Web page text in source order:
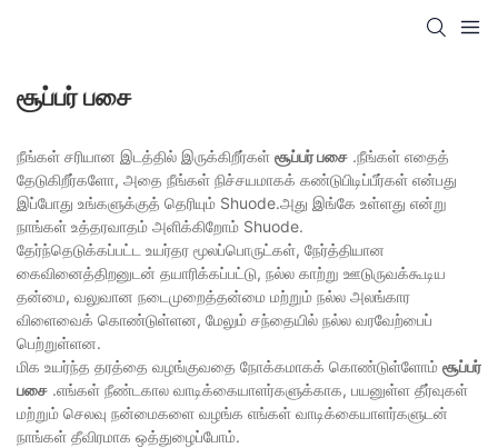
சூப்பர் பசை
நீங்கள் சரியான இடத்தில் இருக்கிறீர்கள் சூப்பர் பசை .நீங்கள் எதைத்
தேடுகிறீர்களோ, அதை நீங்கள் நிச்சயமாகக் கண்டுபிடிப்பீர்கள் என்பது
இப்போது உங்களுக்குத் தெரியும் Shuode.அது இங்கே உள்ளது என்று
நாங்கள் உத்தரவாதம் அளிக்கிறோம் Shuode.
தேர்ந்தெடுக்கப்பட்ட உயர்தர மூலப்பொருட்கள், நேர்த்தியான
கைவினைத்திறனுடன் தயாரிக்கப்பட்டு, நல்ல காற்று ஊடுருவக்கூடிய
தன்மை, வலுவான நடைமுறைத்தன்மை மற்றும் நல்ல அலங்கார
விளைவைக் கொண்டுள்ளன, மேலும் சந்தையில் நல்ல வரவேற்பைப்
பெற்றுள்ளன.
மிக உயர்ந்த தரத்தை வழங்குவதை நோக்கமாகக் கொண்டுள்ளோம் சூப்பர்
பசை .எங்கள் நீண்டகால வாடிக்கையாளர்களுக்காக, பயனுள்ள தீர்வுகள்
மற்றும் செலவு நன்மைகளை வழங்க எங்கள் வாடிக்கையாளர்களுடன்
நாங்கள் தீவிரமாக ஒத்துழைப்போம்.